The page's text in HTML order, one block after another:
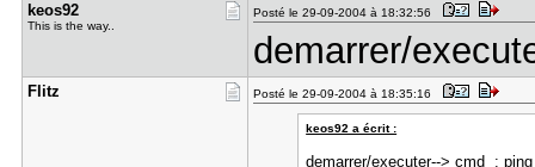
keos92
This is the way..
Posté le 29-09-2004 à 18:32:56
demarrer/
Flitz Posté le 29-09-2004 à 18:35:16
keos92 a écrit :
demarrer/executer--> cmd :